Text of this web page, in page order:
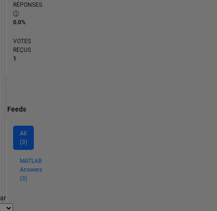
RÉPONSES
0.0%
VOTES
REÇUS
1
Feeds
All
(3)
MATLAB
Answers
(3)